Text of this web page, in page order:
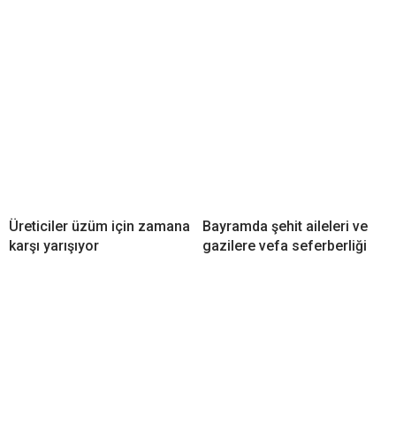
Üreticiler üzüm için zamana
karşı yarışıyor
Bayramda şehit aileleri ve
gazilere vefa seferberliği